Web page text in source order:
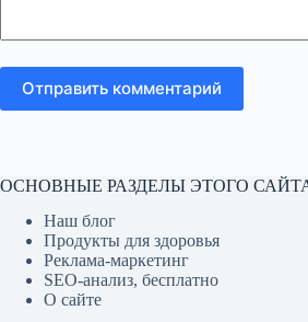
Отправить комментарий
ОСНОВНЫЕ РАЗДЕЛЫ ЭТОГО
Наш блог
Продукты для здоровья
Реклама-маркетинг
SEO-анализ, бесплатно
О сайте